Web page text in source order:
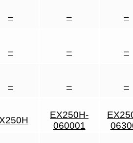
– –
–
– –
–
– –
–
EX250H-
060001